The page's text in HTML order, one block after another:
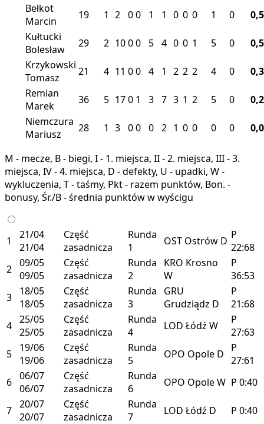
Bełkot
Marcin
19 1 2 00 1 1 0 0 0 1 0
Kułtucki
Bolesław
29 2 1000 5 4 0 0 1 5 0
Krzykowski
Tomasz
21 4 11 00 4 1 2 2 2 4 0
Remian
Marek
36 5 170 1 3 7 3 1 2 5 0
Niemczura
Mariusz
28 1 3 00 0 2 1 0 0 0 0
M - mecze, B - biegi, I - 1. miejsca, II - 2. miejsca, III - 3.
miejsca, IV - 4. miejsca, D - defekty, U - upadki, W -
wykluczenia, T - taśmy, Pkt - razem punktów, Bon. -
bonusy, Śr./B - średnia punktów w wyścigu
1
21/04
21/04
Część
zasadnicza
Runda
1
OST Ostrów D P
22:68
2 09/05
09/05
Część
zasadnicza
Runda
2
KRO Krosno
W
P
36:53
3
18/05
18/05
Część
zasadnicza
Runda
3
GRU
Grudziądz D
P
21:68
4 25/05
25/05
Część
zasadnicza
Runda
4
LOD Łódź W
P
27:63
5
19/06
19/06
Część
zasadnicza
Runda
5
OPO Opole D
P
27:61
6 06/07
06/07
Część
zasadnicza
Runda
6
OPO OpoleW P 0:40
7 20/07
20/07
Część
zasadnicza
Runda
7
LOD Łódź D P 0:40